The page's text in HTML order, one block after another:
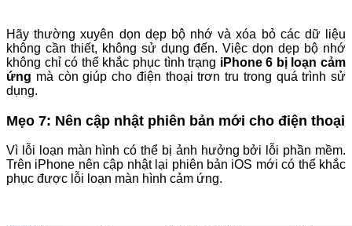
Hãy thường xuyên dọn dẹp bộ nhớ và xóa bỏ các dữ liệu
không cần thiết, không sử dụng đến. Việc dọn dẹp bộ nhớ
không chỉ có thể khắc phục tình trạng iPhone 6 bị loạn cảm
ứng mà còn giúp cho điện thoại trơn tru trong quá trình sử
dụng.
Mẹo 7: Nên cập nhật phiên bản mới cho điện thoại
Vì lỗi loạn màn hình có thể bị ảnh hưởng bởi lỗi phần mềm.
Trên iPhone nên cập nhật lại phiên bản iOS mới có thể khắc
phục được lỗi loạn màn hình cảm ứng.